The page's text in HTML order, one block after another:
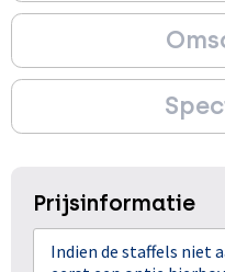
Prijsinformatie
Indien de staffels niet